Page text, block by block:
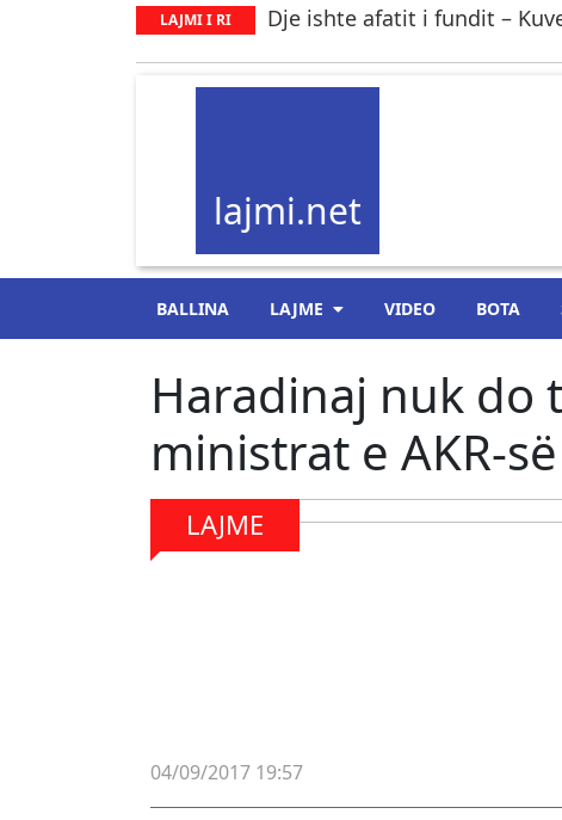
LAJMI I RI Dje ishte afatit i fundit –
lajmi.net
BALLINA LAJME VIDEO BOTA
Haradinaj nuk do
ministrat e AKR-
LAJME
04/09/2017 19:57